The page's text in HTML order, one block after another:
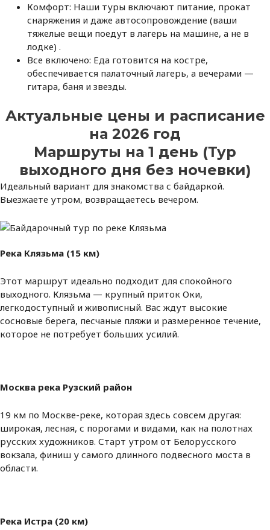
Комфорт: Наши туры включают питание, прокат
снаряжения и даже автосопровождение (ваши
тяжелые вещи поедут в лагерь на машине, а не в
лодке) .
Все включено: Еда готовится на костре,
обеспечивается палаточный лагерь, а вечерами —
гитара, баня и звезды.
Актуальные цены и расписание
на 2026 год
Маршруты на 1 день (Тур
выходного дня без ночевки)
Идеальный вариант для знакомства с байдаркой.
Выезжаете утром, возвращаетесь вечером.
Река Клязьма (15 км)
Этот маршрут идеально подходит для спокойного
выходного. Клязьма — крупный приток Оки,
легкодоступный и живописный. Вас ждут высокие
сосновые берега, песчаные пляжи и размеренное течение,
которое не потребует больших усилий.
Москва река Рузский район
19 км по Москве-реке, которая здесь совсем другая:
широкая, лесная, с порогами и видами, как на полотнах
русских художников. Старт утром от Белорусского
вокзала, финиш у самого длинного подвесного моста в
области.
Река Истра (20 км)